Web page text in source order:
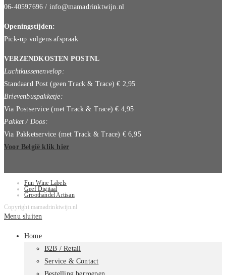
06-40597696 / info@mamadrinktwijn.nl
Openingstijden:
Pick-up volgens afspraak
VERZENDKOSTEN POSTNL
Luchtkussenenvelop:
Standaard Post (geen Track & Trace) € 2,95
Brievenbuspakketje:
Via Postservice (met Track & Trace) € 4,95
Pakket / Doos:
Via Pakketservice (met Track & Trace) € 6,95
Voor België klik hier
Fun Wine Labels
Geef Digitaal
Groothandel Artisan
Copyright mamadrinktwijn.nl
Menu sluiten
Home
B2B / Retail
Service & Contact